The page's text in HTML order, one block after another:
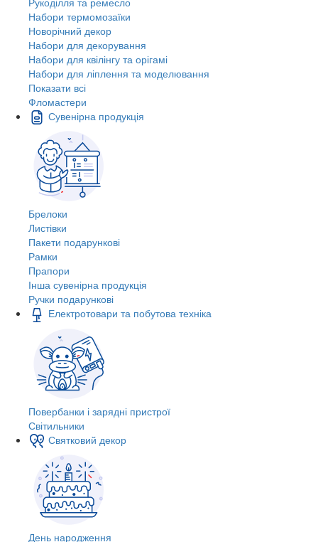
Набори термомозаїки
Новорічний декор
Набори для декорування
Набори для квілінгу та орігамі
Набори для ліплення та моделювання
Показати всі
Фломастери
Сувенірна продукція
Брелоки
Листівки
Пакети подарункові
Рамки
Прапори
Інша сувенірна продукція
Ручки подарункові
Електротовари та побутова техніка
Повербанки і зарядні пристрої
Світильники
Святковий декор
День народження